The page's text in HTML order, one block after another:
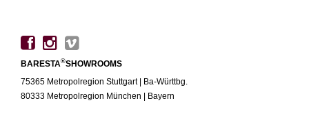
BARESTA®SHOWROOMS
75365 Metropolregion Stuttgart | Ba-Württbg.
80333 Metropolregion München | Bayern